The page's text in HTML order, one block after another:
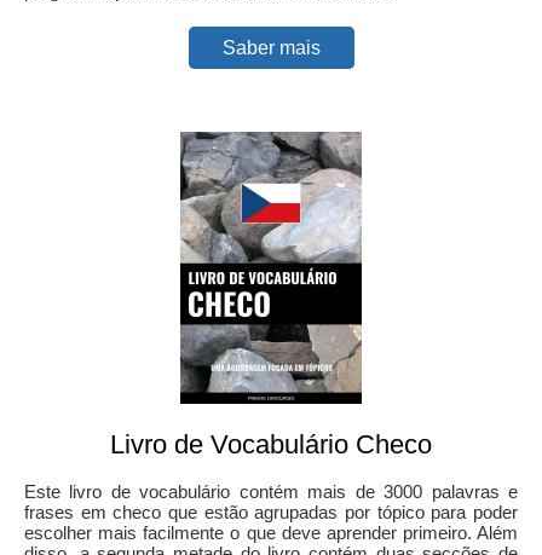
Saber mais
Livro de Vocabulário Checo
Este livro de vocabulário contém mais de 3000 palavras e
frases em checo que estão agrupadas por tópico para poder
escolher mais facilmente o que deve aprender primeiro. Além